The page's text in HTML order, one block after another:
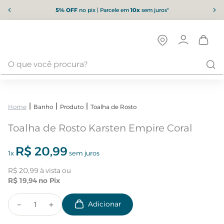
5% OFFno pix | Parcele em10xsem juros*
Banho Produto Toalha de Rosto
Toalha de Rosto Karsten Empire Coral
1x R$ 20,99 sem juros
R$ 20,99
R$ 19,94
＋
－